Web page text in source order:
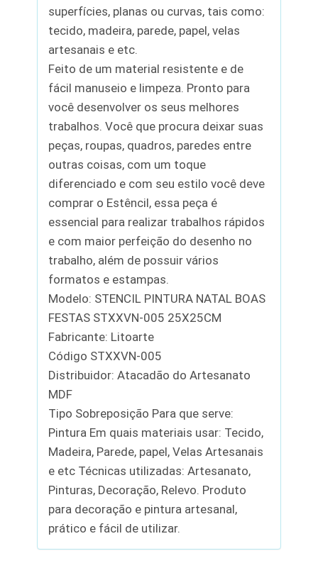
superfícies, planas ou curvas, tais como:
tecido, madeira, parede, papel, velas
artesanais e etc.
Feito de um material resistente e de
fácil manuseio e limpeza. Pronto para
você desenvolver os seus melhores
trabalhos. Você que procura deixar suas
peças, roupas, quadros, paredes entre
outras coisas, com um toque
diferenciado e com seu estilo você deve
comprar o Estêncil, essa peça é
essencial para realizar trabalhos rápidos
e com maior perfeição do desenho no
trabalho, além de possuir vários
formatos e estampas.
Modelo: STENCIL PINTURA NATAL BOAS
FESTAS STXXVN-005 25X25CM
Fabricante: Litoarte
Código STXXVN-005
Distribuidor: Atacadão do Artesanato
MDF
Tipo Sobreposição Para que serve:
Pintura Em quais materiais usar: Tecido,
Madeira, Parede, papel, Velas Artesanais
e etc Técnicas utilizadas: Artesanato,
Pinturas, Decoração, Relevo. Produto
para decoração e pintura artesanal,
prático e fácil de utilizar.